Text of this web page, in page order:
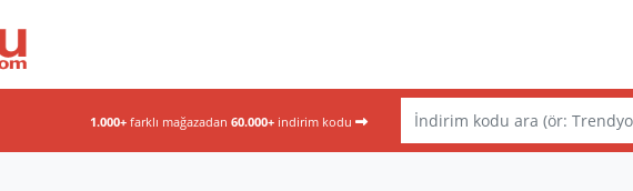
1.000+ farklı mağazadan 60.000+ indirim kodu